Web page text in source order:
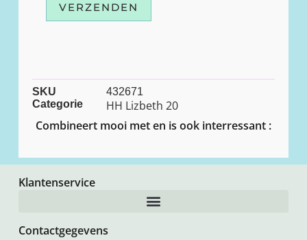
VERZENDEN
SKU
432671
Categorie
HH Lizbeth 20
Combineert mooi met en is ook interressant :
Klantenservice
Contactgegevens